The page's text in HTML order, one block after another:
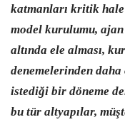
katmanları kritik
model kurulumu,
altında ele alması,
denemelerinden
istediği bir döneme
bu tür altyapılar,